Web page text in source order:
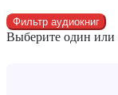
Фильтр аудиокниг
Выберите один или